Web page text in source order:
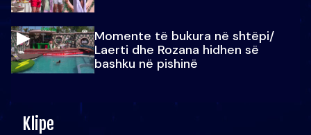
Momente të bukura në shtëpi/
Laerti dhe Rozana hidhen së
bashku në pishinë
Klipe